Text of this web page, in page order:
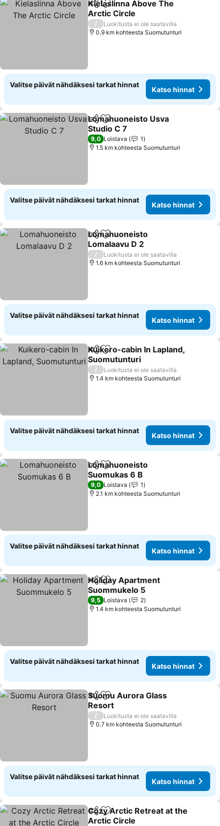
Jaa Lisää suosikkeihin
Kielaslinna Above The
Arctic Circle
/
Luokitusta ei ole saatavilla
0.9 km kohteesta Suomutunturi
Valitse päivät nähdäksesi tarkat hinnat
Katso hinnat
Jaa Lisää suosikkeihin
Lomahuoneisto Usva
Studio C 7
9,0 Loistava
1
1.5 km kohteesta Suomutunturi
Valitse päivät nähdäksesi tarkat hinnat
Katso hinnat
Jaa Lisää suosikkeihin
Lomahuoneisto
Lomalaavu D 2
/
Luokitusta ei ole saatavilla
1.6 km kohteesta Suomutunturi
Valitse päivät nähdäksesi tarkat hinnat
Katso hinnat
Jaa Lisää suosikkeihin
Kuikero-cabin In Lapland,
Suomutunturi
/
Luokitusta ei ole saatavilla
1.4 km kohteesta Suomutunturi
Valitse päivät nähdäksesi tarkat hinnat
Katso hinnat
Jaa Lisää suosikkeihin
Lomahuoneisto
Suomukas 6 B
9,0 Loistava
1
2.1 km kohteesta Suomutunturi
Valitse päivät nähdäksesi tarkat hinnat
Katso hinnat
Jaa Lisää suosikkeihin
Holiday Apartment
Suommukelo 5
9,5 Loistava
2
1.4 km kohteesta Suomutunturi
Valitse päivät nähdäksesi tarkat hinnat
Katso hinnat
Jaa Lisää suosikkeihin
Suomu Aurora Glass
Resort
/
Luokitusta ei ole saatavilla
0.7 km kohteesta Suomutunturi
Valitse päivät nähdäksesi tarkat hinnat
Katso hinnat
Jaa Lisää suosikkeihin
Cozy Arctic Retreat at the
Arctic Circle